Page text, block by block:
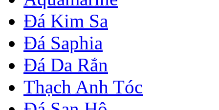
Đá Kim Sa
Đá Saphia
Đá Da Rắn
Thạch Anh Tóc